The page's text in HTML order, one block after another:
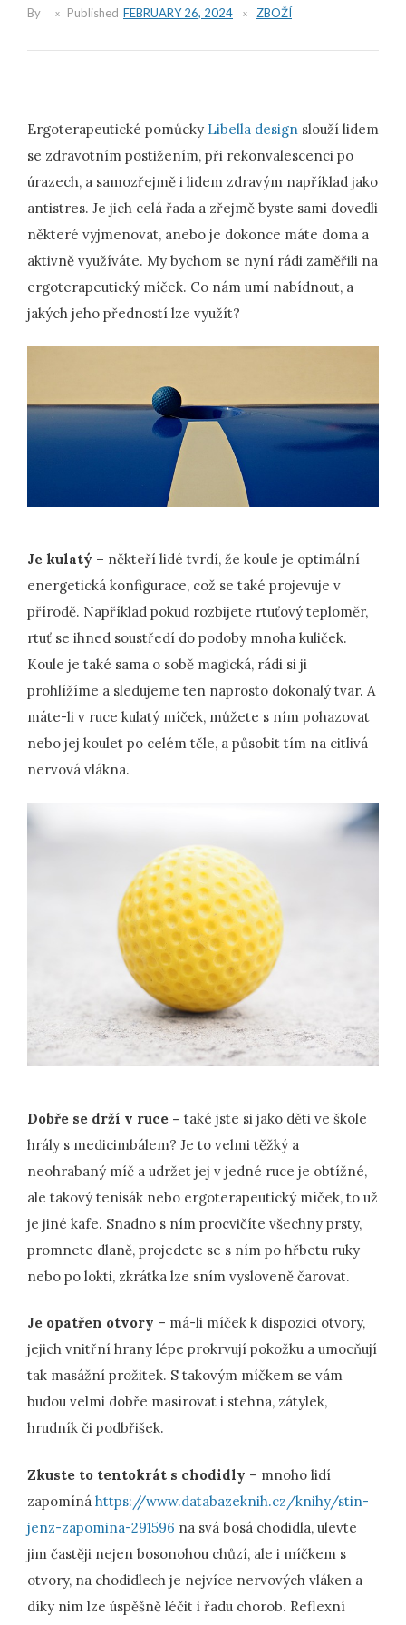
By Published FEBRUARY 26, 2024 ZBOŽÍ
Ergoterapeutické pomůcky Libella design slouží lidem
se zdravotním postižením, při rekonvalescenci po
úrazech, a samozřejmě i lidem zdravým například jako
antistres. Je jich celá řada a zřejmě byste sami dovedli
některé vyjmenovat, anebo je dokonce máte doma a
aktivně využíváte. My bychom se nyní rádi zaměřili na
ergoterapeutický míček. Co nám umí nabídnout, a
jakých jeho předností lze využít?
Je kulatý – někteří lidé tvrdí, že koule je optimální
energetická konfigurace, což se také projevuje v
přírodě. Například pokud rozbijete rtuťový teploměr,
rtuť se ihned soustředí do podoby mnoha kuliček.
Koule je také sama o sobě magická, rádi si ji
prohlížíme a sledujeme ten naprosto dokonalý tvar. A
máte-li v ruce kulatý míček, můžete s ním pohazovat
nebo jej koulet po celém těle, a působit tím na citlivá
nervová vlákna.
Dobře se drží v ruce – také jste si jako děti ve škole
hrály s medicimbálem? Je to velmi těžký a
neohrabaný míč a udržet jej v jedné ruce je obtížné,
ale takový tenisák nebo ergoterapeutický míček, to už
je jiné kafe. Snadno s ním procvičíte všechny prsty,
promnete dlaně, projedete se s ním po hřbetu ruky
nebo po lokti, zkrátka lze sním vysloveně čarovat.
Je opatřen otvory – má-li míček k dispozici otvory,
jejich vnitřní hrany lépe prokrvují pokožku a umocňují
tak masážní prožitek. S takovým míčkem se vám
budou velmi dobře masírovat i stehna, zátylek,
hrudník či podbřišek.
Zkuste to tentokrát s chodidly – mnoho lidí
zapomíná https://www.databazeknih.cz/knihy/stin-
jenz-zapomina-291596 na svá bosá chodidla, ulevte
jim častěji nejen bosonohou chůzí, ale i míčkem s
otvory, na chodidlech je nejvíce nervových vláken a
díky nim lze úspěšně léčit i řadu chorob. Reflexní